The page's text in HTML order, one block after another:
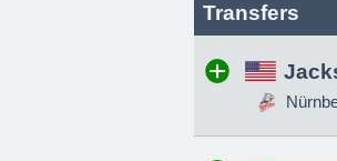
Transfers